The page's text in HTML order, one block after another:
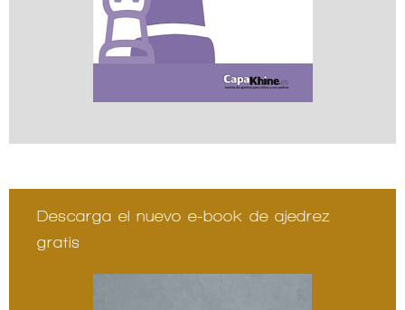
Descarga el nuevo e-book de ajedrez
gratis